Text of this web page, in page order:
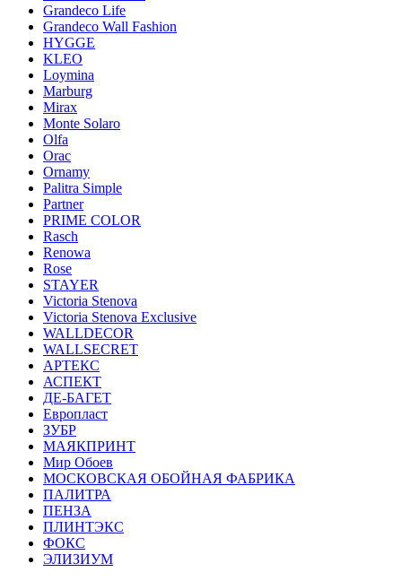
Grandeco Life
Grandeco Wall Fashion
HYGGE
KLEO
Loymina
Marburg
Mirax
Monte Solaro
Olfa
Orac
Ornamy
Palitra Simple
Partner
PRIME COLOR
Rasch
Renowa
Rose
STAYER
Victoria Stenova
Victoria Stenova Exclusive
WALLDECOR
WALLSECRET
АРТЕКС
АСПЕКТ
ДЕ-БАГЕТ
Европласт
ЗУБР
МАЯКПРИНТ
Мир Обоев
МОСКОВСКАЯ ОБОЙНАЯ ФАБРИКА
ПАЛИТРА
ПЕНЗА
ПЛИНТЭКС
ФОКС
ЭЛИЗИУМ